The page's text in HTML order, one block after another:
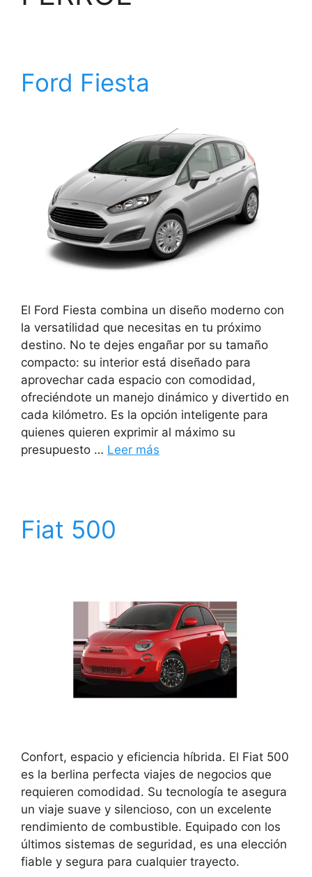
Ford Fiesta
El Ford Fiesta combina un diseño moderno con
la versatilidad que necesitas en tu próximo
destino. No te dejes engañar por su tamaño
compacto: su interior está diseñado para
aprovechar cada espacio con comodidad,
ofreciéndote un manejo dinámico y divertido en
cada kilómetro. Es la opción inteligente para
quienes quieren exprimir al máximo su
presupuesto … Leer más
Fiat 500
Confort, espacio y eficiencia híbrida. El Fiat 500
es la berlina perfecta viajes de negocios que
requieren comodidad. Su tecnología te asegura
un viaje suave y silencioso, con un excelente
rendimiento de combustible. Equipado con los
últimos sistemas de seguridad, es una elección
fiable y segura para cualquier trayecto.